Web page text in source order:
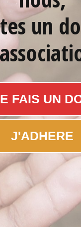
un
FAIS UN
J'ADHERE